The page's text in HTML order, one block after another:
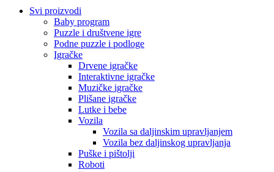
Svi proizvodi
Baby program
Puzzle i društvene igre
Podne puzzle i podloge
Igračke
Drvene igračke
Interaktivne igračke
Muzičke igračke
Plišane igračke
Lutke i bebe
Vozila
Vozila sa daljinskim upravljanjem
Vozila bez daljinskog upravljanja
Puške i pištolji
Roboti